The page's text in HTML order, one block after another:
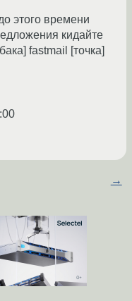
этого времени
кидайте
fastmail [точка]
→